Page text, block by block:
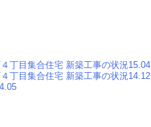
丁目集合住宅 新築工事の状況15.04
丁目集合住宅 新築工事の状況14.12